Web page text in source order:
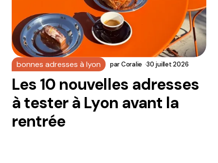
bonnes adresses à lyon parCoralie 30 juillet 2026
Les 10 nouvelles adresses
à tester à Lyon avant la
rentrée